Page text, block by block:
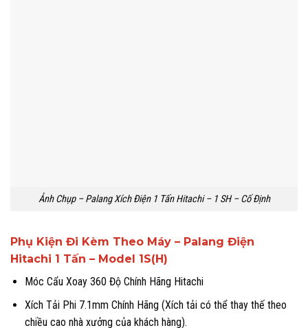
Ảnh Chụp – Palang Xích Điện 1 Tấn Hitachi – 1 SH – Cố Định
Phụ Kiện Đi Kèm Theo Máy – Palang Điện
Hitachi 1 Tấn – Model 1S(H)
Móc Cẩu Xoay 360 Độ Chính Hãng Hitachi
Xích Tải Phi 7.1mm Chính Hãng (Xích tải có thể thay thế theo
chiều cao nhà xưởng của khách hàng).